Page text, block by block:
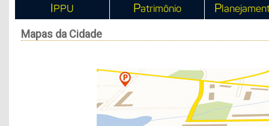
IPPU Patrimônio P
Mapas da Cidade